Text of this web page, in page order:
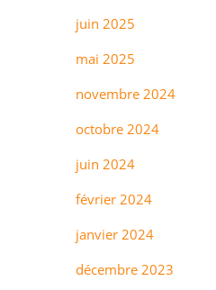
juin 2025
mai 2025
novembre 2024
octobre 2024
juin 2024
février 2024
janvier 2024
décembre 2023